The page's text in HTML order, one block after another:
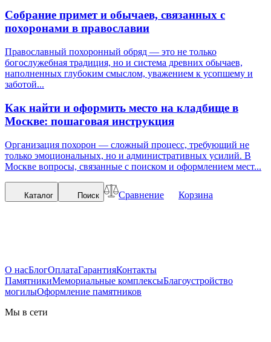
Собрание примет и обычаев, связанных с
похоронами в православии
Православный похоронный обряд — это не только
богослужебная традиция, но и система древних обычаев,
наполненных глубоким смыслом, уважением к усопшему и
заботой...
Как найти и оформить место на кладбище в
Москве: пошаговая инструкция
Организация похорон — сложный процесс, требующий не
только эмоциональных, но и административных усилий. В
Москве вопросы, связанные с поиском и оформлением мест...
Каталог Поиск Сравнение Корзина
О насБлогОплатаГарантияКонтакты
ПамятникиМемориальные комплексыБлагоустройство
могилыОформление памятников
Мы в сети